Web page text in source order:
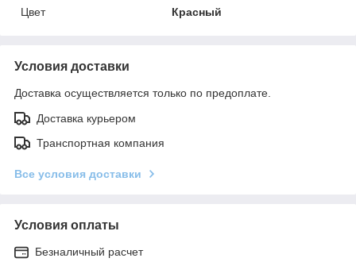
Цвет
Красный
Условия доставки
Доставка осуществляется только по предоплате.
Доставка курьером
Транспортная компания
Все условия доставки
Условия оплаты
Безналичный расчет